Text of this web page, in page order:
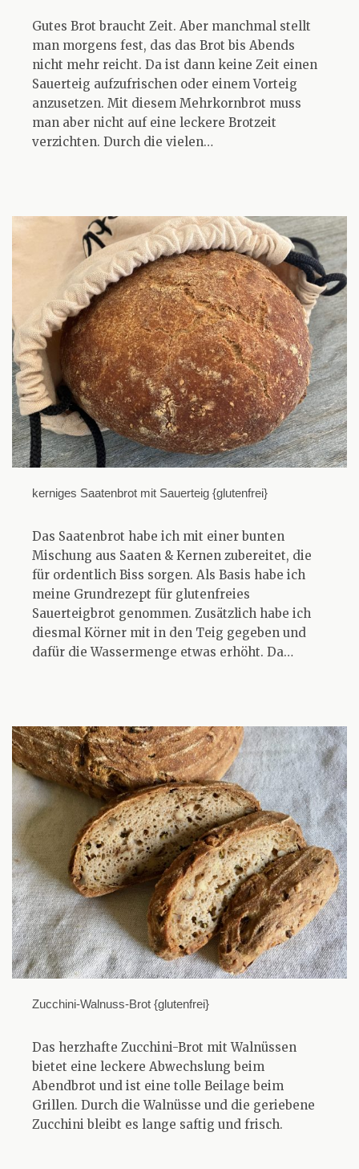
Gutes Brot braucht Zeit. Aber manchmal stellt
man morgens fest, das das Brot bis Abends
nicht mehr reicht. Da ist dann keine Zeit einen
Sauerteig aufzufrischen oder einem Vorteig
anzusetzen. Mit diesem Mehrkornbrot muss
man aber nicht auf eine leckere Brotzeit
verzichten. Durch die vielen…
kerniges Saatenbrot mit Sauerteig {glutenfrei}
Das Saatenbrot habe ich mit einer bunten
Mischung aus Saaten & Kernen zubereitet, die
für ordentlich Biss sorgen. Als Basis habe ich
meine Grundrezept für glutenfreies
Sauerteigbrot genommen. Zusätzlich habe ich
diesmal Körner mit in den Teig gegeben und
dafür die Wassermenge etwas erhöht. Da…
Zucchini-Walnuss-Brot {glutenfrei}
Das herzhafte Zucchini-Brot mit Walnüssen
bietet eine leckere Abwechslung beim
Abendbrot und ist eine tolle Beilage beim
Grillen. Durch die Walnüsse und die geriebene
Zucchini bleibt es lange saftig und frisch.